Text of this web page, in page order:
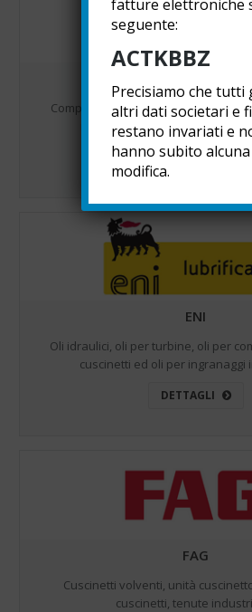
Componenti standard per l’industria
macchine e delle attrezzature
DETTAGLI
ENI
Oli idraulici, oli per turbine, oli per
cuscinetti ed oli per
DETTAGLI
FAG
Cuscinetti volventi, unità
cuscinetti, tenute
fatture elettroniche
seguente:
ACTKBBZ
Precisiamo che tutti
altri dati societari e
restano invariati e
hanno subito alcuna
modifica.